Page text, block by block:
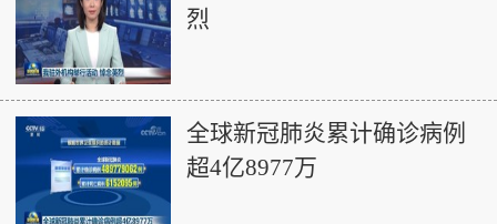
烈
全球新冠肺炎累计确诊病例
超4亿8977万